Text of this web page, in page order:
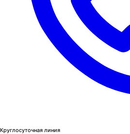
Круглосуточная линия